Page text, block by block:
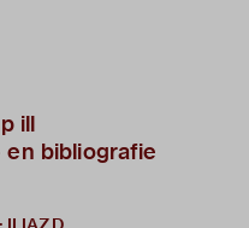
ill
en bibliografie